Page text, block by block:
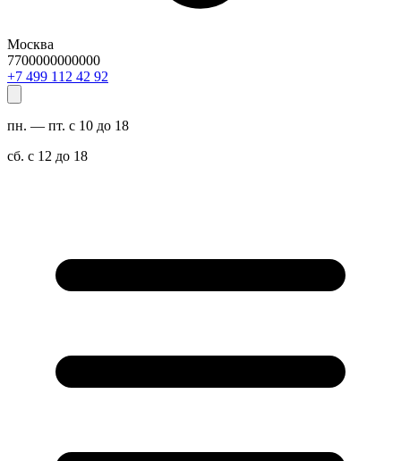
Москва
7700000000000
29 24 211 994 7+
пн. — пт. с 10 до 18
сб. с 12 до 18